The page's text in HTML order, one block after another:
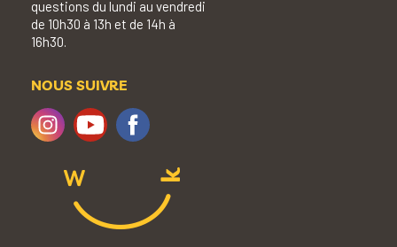
questions du lundi au vendredi
de 10h30 à 13h et de 14h à
16h30.
NOUS SUIVRE